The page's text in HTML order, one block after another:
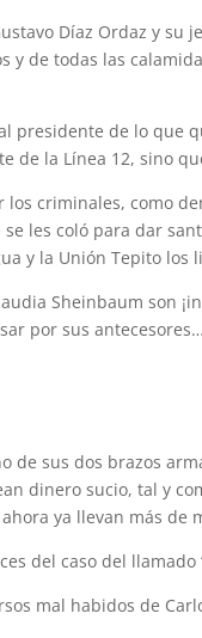
Díaz Ordaz y su
y de todas las
presidente de lo que
de la Línea 12, sino
criminales, como
les coló para dar
y la Unión Tepito los
Sheinbaum son
por sus
de sus dos brazos
dinero sucio, tal y
ya llevan más de
del caso del llamado
mal habidos de